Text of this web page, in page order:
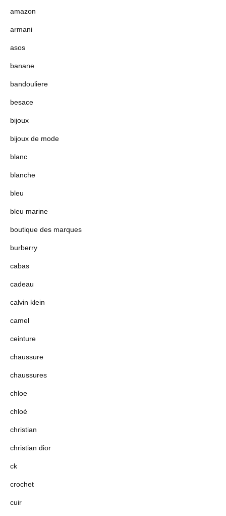
amazon
armani
asos
banane
bandouliere
besace
bijoux
bijoux de mode
blanc
blanche
bleu
bleu marine
boutique des marques
burberry
cabas
cadeau
calvin klein
camel
ceinture
chaussure
chaussures
chloe
chloé
christian
christian dior
ck
crochet
cuir